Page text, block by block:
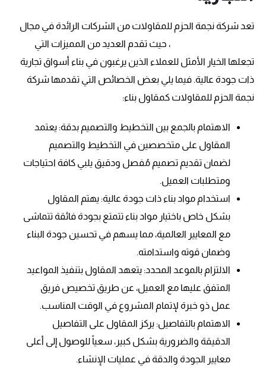
تعد شركة نجمة الحزم للمقاولات من الشركات الرائدة في مجال
، حيث تقدم العديد من المميزات التي
تجعلها الخيار الأمثل للعملاء الذين يرغبون في بناء أسواق تجارية
ذات جودة عالية. فيما يلي بعض الخصائص التي تقدمها شركة
نجمة الحزم للمقاولات كمقاول بناء:
الاهتمام بالجمع بين التخطيط والتصميم بدقة: يعتمد
المقاول على متخصصين في التخطيط والتصميم
لضمان تقديم تصميم مُفصل ودقيق يلبي كافة احتياجات
ومتطلبات العميل.
استخدام مواد بناء ذات جودة عالية: يهتم المقاول
بشكل خاص باختيار مواد بناء تتمتع بجودة فائقة تتماشى
مع المعايير العالمية، مما يسهم في تحسين جودة البناء
وضمان قوته واستدامته.
الالتزام بالموعد المحدد: يتعهد المقاول بتنفيذ المواعيد
المتفق عليها مع العميل، عن طريق تخصيص فريق
عمل ذو خبرة لإتمام المشروع في الوقت المناسب.
الاهتمام بالتفاصيل: يركز المقاول على التفاصيل
الدقيقة والضرورية بشكل كبير، سعياً للوصول إلى أعلى
معايير الجودة والدقة في عمليات الإنشاء.